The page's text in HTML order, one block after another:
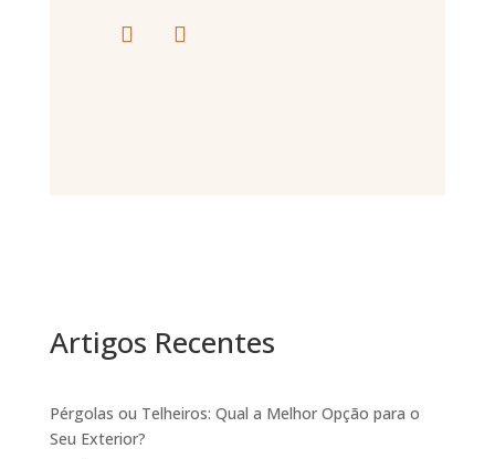
Artigos Recentes
Pérgolas ou Telheiros: Qual a Melhor Opção para o
Seu Exterior?